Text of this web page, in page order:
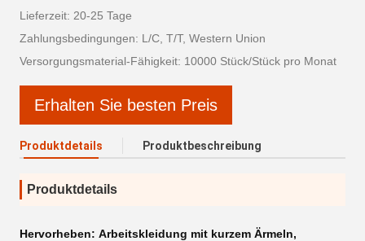
Lieferzeit: 20-25 Tage
Zahlungsbedingungen: L/C, T/T, Western Union
Versorgungsmaterial-Fähigkeit: 10000 Stück/Stück pro Monat
Erhalten Sie besten Preis
Produktdetails Produktbeschreibung
Produktdetails
Hervorheben: Arbeitskleidung mit kurzem Ärmeln,